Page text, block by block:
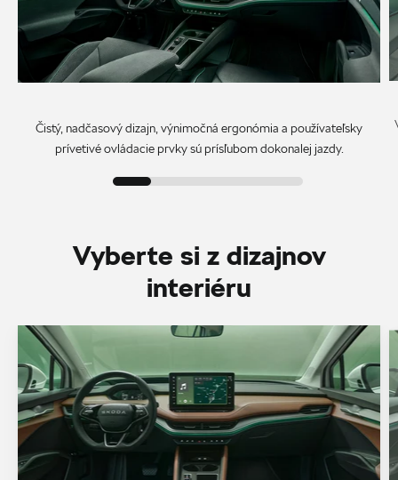
Čistý, nadčasový dizajn, výnimočná ergonómia a používateľsky
prívetivé ovládacie prvky sú prísľubom dokonalej jazdy.
Vyberte si z dizajnov
interiéru